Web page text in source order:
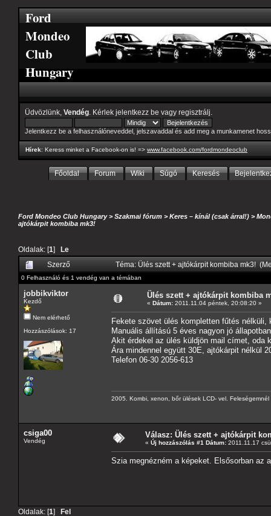
Ford
Mondeo
Club
Hungary
Üdvözlünk, Vendég . Kérlek jelentkezz be vagy regisztrálj
Jelentkezz be a felhasználóneveddel, jelszavaddal és add meg a munkamenet
Hírek: Keress minket a Facebook-on is! => www.facebook.com/fordmondeoclub
Főoldal Forum Wiki Súgó Keresés
Ford Mondeo Club Hungary>Szakmai fórum >Keres – kínál (csak árral!) >
ajtókárpit kombiba mk3!
Oldalak: [1] Le
Szerző
Téma: Ülés szett + ajtókárpit kombiba mk3!
0 Felhasználó és 1 vendég van a témában
jobbikviktor
Kezdő
Nem elérhető
Hozzászólások: 17
Ülés szett + ajtókárpit kombiba
« Dátum: 2011.11.04 péntek, 20:08:20 »
Fekete szövet ülés kompletten fűtés
Manuális állítású 5 éves nagyon jó
Akit érdekel az ülés küldjön mail címet, oda
Ára mindennel együtt 30E, ajtókárpit nélkül
Telefon 06-30 2056-613
2005. Kombi, xenon, bőr ülések LCD- vel.
csiga00
Vendég
Válasz: Ülés szett + ajtókárpit
« Új hozzászólás #1 Dátum: 2011.11.17
Szia megnézném a képeket. Elsősorban az
Oldalak: [1] Fel